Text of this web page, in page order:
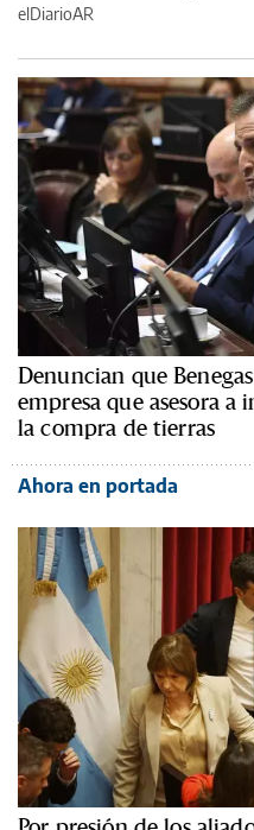
elDiarioAR
Denuncian que
empresa que asesora a
la compra de tierras
Ahora en portada